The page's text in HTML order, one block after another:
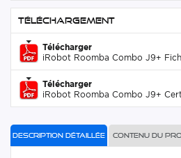
Téléchargement
Télécharger
iRobot Roomba Combo J9+
Télécharger
iRobot Roomba Combo J9+
Description détaillée Contenu du